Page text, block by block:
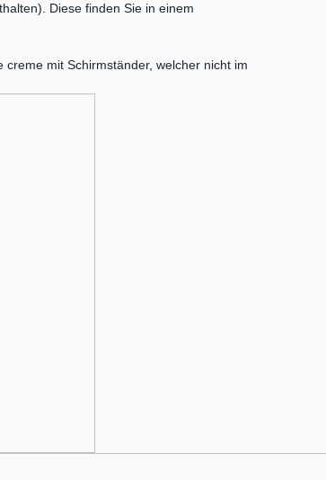
Diese finden Sie in einem
mit Schirmständer, welcher nicht im